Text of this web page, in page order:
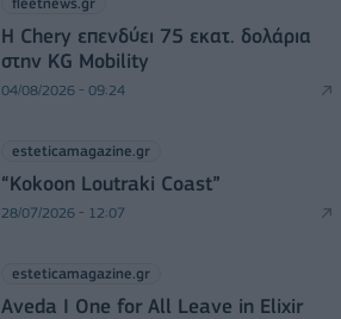
Η Chery επενδύει 75 εκατ. δολάρια
στην KG Mobility
04/08/2026 - 09:24
esteticamagazine.gr
“Kokoon Loutraki Coast”
28/07/2026 - 12:07
esteticamagazine.gr
Aveda I One for All Leave in Elixir